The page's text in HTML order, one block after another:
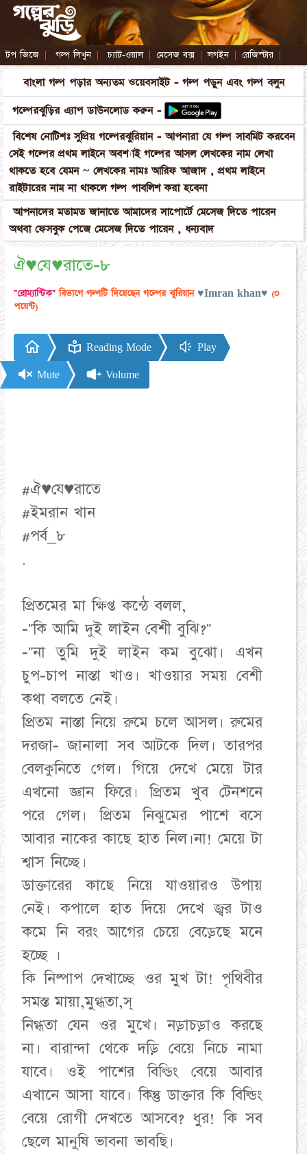
টপ জিজে | গল্প লিখুন | চ্যাট-ওয়াল | মেসেজ বক্স | লগইন | রেজিস্টার |
বাংলা গল্প পড়ার অন্যতম ওয়েবসাইট - গল্প পড়ুন এবং গল্প বলুন
গল্পেরঝুড়ির এ্যাপ ডাউনলোড করুন -
বিশেষ নোটিশঃ সুপ্রিয় গল্পেরঝুরিয়ান - আপনারা যে গল্প সাবমিট করবেন
সেই গল্পের প্রথম লাইনে অবশ্যাই গল্পের আসল লেখকের নাম লেখা
থাকতে হবে যেমন ~ লেখকের নামঃ আরিফ আজাদ , প্রথম লাইনে
রাইটারের নাম না থাকলে গল্প পাবলিশ করা হবেনা
আপনাদের মতামত জানাতে আমাদের সাপোর্টে মেসেজ দিতে পারেন
অথবা ফেসবুক পেজে মেসেজ দিতে পারেন , ধন্যবাদ
ঐ♥যে♥রাতে-৮
"রোম্যান্টিক" বিভাগে গল্পটি দিয়েছেন গল্পের ঝুরিয়ান ♥Imran khan♥ (০
পয়েন্ট)
Reading Mode Play
Mute Volume
#ঐ♥যে♥রাতে
#ইমরান খান
#পর্ব_৮
.
প্রিতমের মা ক্ষিপ্ত কন্ঠে বলল,
-"কি আমি দুই লাইন বেশী বুঝি?"
-"না তুমি দুই লাইন কম বুঝো। এখন
চুপ-চাপ নাস্তা খাও। খাওয়ার সময় বেশী
কথা বলতে নেই।
প্রিতম নাস্তা নিয়ে রুমে চলে আসল। রুমের
দরজা- জানালা সব আটকে দিল। তারপর
বেলকুনিতে গেল। গিয়ে দেখে মেয়ে টার
এখনো জ্ঞান ফিরে। প্রিতম খুব টেনশনে
পরে গেল। প্রিতম নিঝুমের পাশে বসে
আবার নাকের কাছে হাত নিল।না! মেয়ে টা
শ্বাস নিচ্ছে।
ডাক্তারের কাছে নিয়ে যাওয়ারও উপায়
নেই। কপালে হাত দিয়ে দেখে জ্বর টাও
কমে নি বরং আগের চেয়ে বেড়েছে মনে
হচ্ছে ।
কি নিষ্পাপ দেখাচ্ছে ওর মুখ টা! পৃথিবীর
সমস্ত মায়া,মুগ্ধতা,স্
নিগ্ধতা যেন ওর মুখে। নড়াচড়াও করছে
না। বারান্দা থেকে দড়ি বেয়ে নিচে নামা
যাবে। ওই পাশের বিল্ডিং বেয়ে আবার
এখানে আসা যাবে। কিন্তু ডাক্তার কি বিল্ডিং
বেয়ে রোগী দেখতে আসবে? ধুর! কি সব
ছেলে মানুষি ভাবনা ভাবছি।